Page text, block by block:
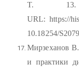
T.
URL: https://
10.18254/
Мирзеханов
и практики